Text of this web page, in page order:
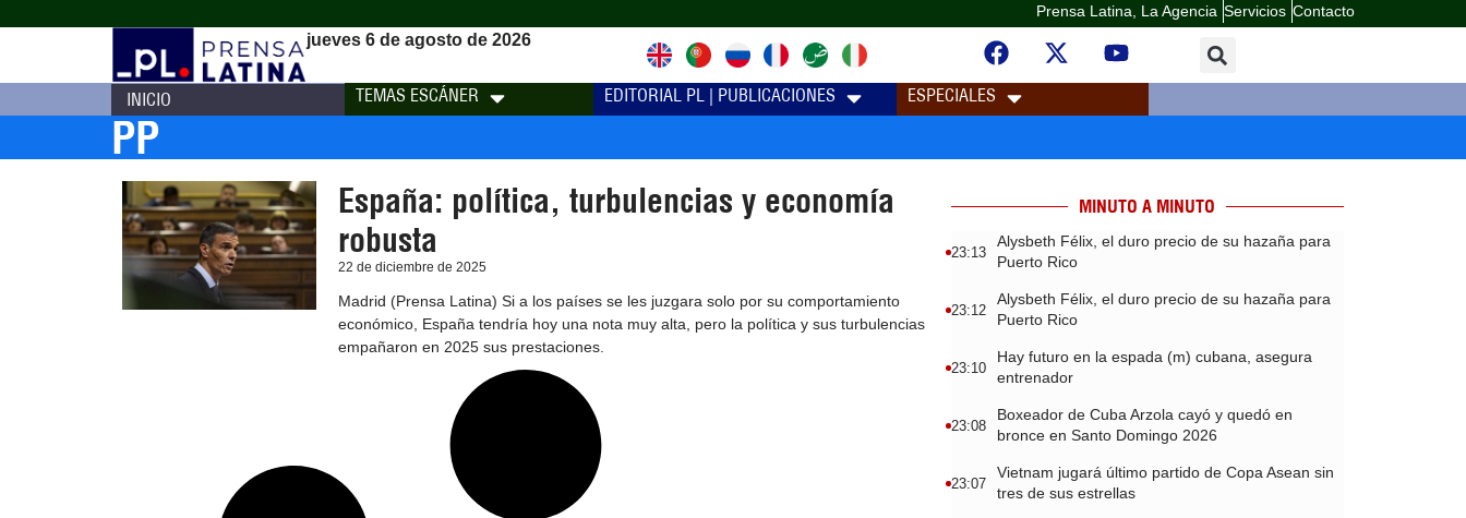
Prensa Latina, La Agencia Servicios Contacto
jueves 6 de agosto de 2026
INICIO TEMAS ESCÁNER EDITORIAL PL | PUBLICACIONES ESPECIALES
PP
España: política, turbulencias y economía
robusta
22 de diciembre de 2025
Madrid (Prensa Latina) Si a los países se les juzgara solo por su comportamiento
económico, España tendría hoy una nota muy alta, pero la política y sus turbulencias
empañaron en 2025 sus prestaciones.
MINUTO A MINUTO
23:13
Alysbeth Félix, el duro precio de su hazaña para
Puerto Rico
23:12
Alysbeth Félix, el duro precio de su hazaña para
Puerto Rico
23:10
Hay futuro en la espada (m) cubana, asegura
entrenador
23:08
Boxeador de Cuba Arzola cayó y quedó en
bronce en Santo Domingo 2026
23:07
Vietnam jugará último partido de Copa Asean sin
tres de sus estrellas